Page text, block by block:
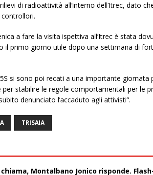
di radioattività all’interno dell’Itrec, dato
a fare la visita ispettiva all’Itrec è stata
il primo giorno utile dopo una settimana di
si sono poi recati a una importante giornata
per stabilire le regole comportamentali per le
denunciato l’accaduto agli attivisti”.
TRISAIA
chiama, Montalbano Jonico risponde.